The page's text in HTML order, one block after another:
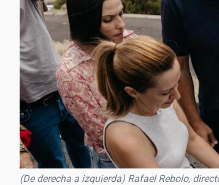
(De derecha a izquierda) Rafael Rebolo,